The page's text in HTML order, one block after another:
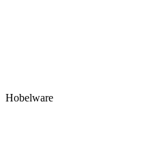
Hobelware